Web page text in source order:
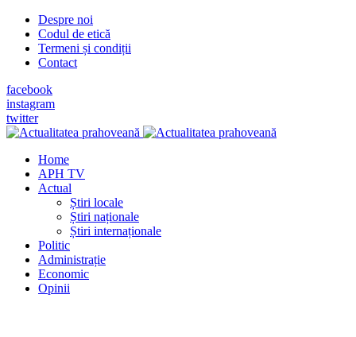
Despre noi
Codul de etică
Termeni și condiții
Contact
facebook
instagram
twitter
Home
APH TV
Actual
Știri locale
Știri naționale
Știri internaționale
Politic
Administrație
Economic
Opinii